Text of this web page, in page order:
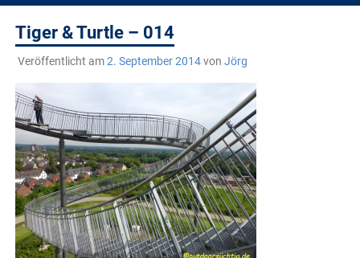
Tiger & Turtle – 014
Veröffentlicht am2. September 2014von Jörg